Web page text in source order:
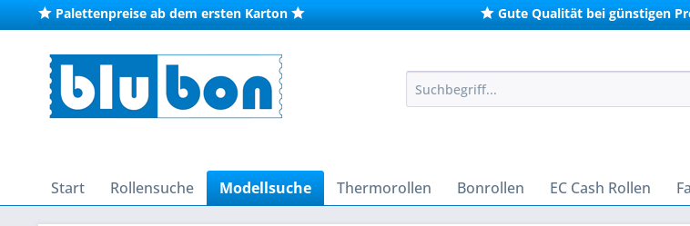
Palettenpreise ab dem ersten Karton Gute Qualität bei günstigen
Start Rollensuche Modellsuche Thermorollen Bonrollen EC Cash Rollen